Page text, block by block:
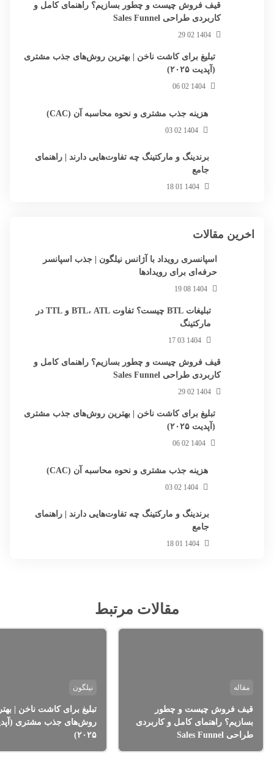
اخرین مقالات
اسپانسری رویداد با آژانس نیلگون | جذب اسپانسر
حرفه‌ای برای رویدادها
1404 08 19
تبلیغات BTL چیست؟ تفاوت BTL، ATL و TTL در
مارکتینگ
1404 03 17
قیف فروش چیست و چطور بسازیم؟ راهنمای کامل و
کاربردی طراحی Sales Funnel
1404 02 29
تبلیغ برای کاشت ناخن | بهترین روش‌های جذب مشتری
(آپدیت ۲۰۲۵)
1404 02 06
هزینه جذب مشتری و نحوه محاسبه آن (CAC)
1404 02 03
برندینگ و مارکتینگ چه تفاوت‌هایی دارند | راهنمای
جامع
1404 01 18
قیف فروش چیست و چطور بسازیم؟ راهنمای کامل و
کاربردی طراحی Sales Funnel
1404 02 29
تبلیغ برای کاشت ناخن | بهترین روش‌های جذب مشتری
(آپدیت ۲۰۲۵)
1404 02 06
هزینه جذب مشتری و نحوه محاسبه آن (CAC)
1404 02 03
برندینگ و مارکتینگ چه تفاوت‌هایی دارند | راهنمای
جامع
1404 01 18
مقالات مرتبط
مقاله
قیف فروش چیست و چطور
بسازیم؟ راهنمای کامل و کاربردی
طراحی Sales Funnel
نیلگون
تبلیغ برای کاشت ناخن |
روش‌های جذب مشتری
۲۰۲۵)